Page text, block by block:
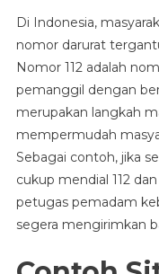
Di Indonesia,
nomor darurat
Nomor 112 adalah
pemanggil dengan
merupakan langkah
mempermudah
Sebagai contoh, jika
cukup mendial 112
petugas pemadam
segera mengirimkan